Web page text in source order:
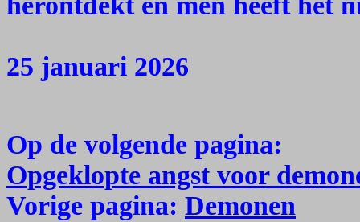
25 januari 2026
Op de volgende pagina:
Opgeklopte angst voor
Vorige pagina: Demonen